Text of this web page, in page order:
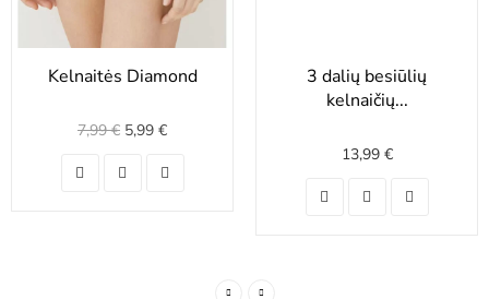
Kelnaitės Diamond
7,99 € 5,99 €
3 dalių besiūlių
kelnaičių...
13,99 €